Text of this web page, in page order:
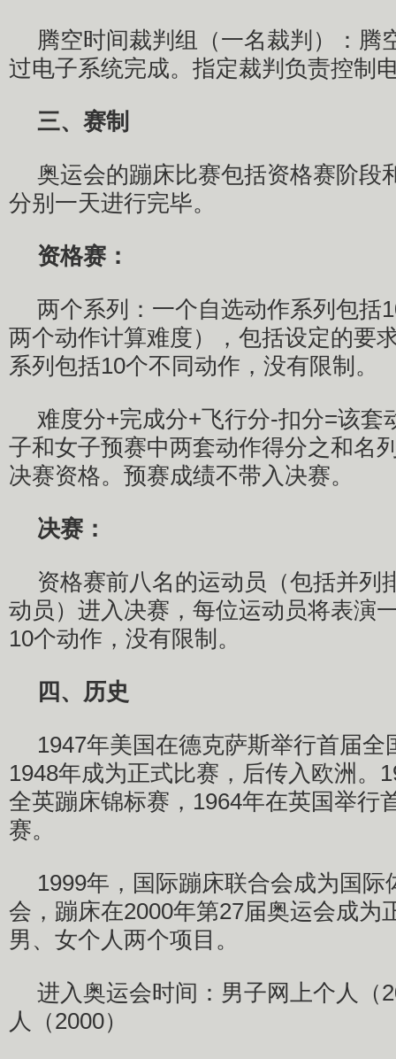
腾空时间裁判组（一名裁判）：腾
过电子系统完成。指定裁判负责控制
三、赛制
奥运会的蹦床比赛包括资格赛阶段
分别一天进行完毕。
资格赛：
两个系列：一个自选动作系列包括
两个动作计算难度），包括设定的要
系列包括10个不同动作，没有限制。
难度分+完成分+飞行分-扣分=该套
子和女子预赛中两套动作得分之和名
决赛资格。预赛成绩不带入决赛。
决赛：
资格赛前八名的运动员（包括并列
动员）进入决赛，每位运动员将表演
10个动作，没有限制。
四、历史
1947年美国在德克萨斯举行首届全
1948年成为正式比赛，后传入欧洲。
全英蹦床锦标赛，1964年在英国举行
赛。
1999年，国际蹦床联合会成为国
会，蹦床在2000年第27届奥运会成为
男、女个人两个项目。
进入奥运会时间：男子网上个人（
人（2000）